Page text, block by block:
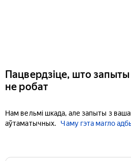
Пацвердзіце, што запыты
не робат
Нам вельмі шкада, але запыты з
аўтаматычных.
Чаму гэта магло